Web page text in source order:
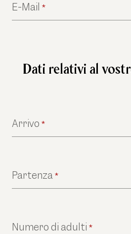
E-Mail *
Dati relativi al
Arrivo *
Partenza*
Numero di adulti *